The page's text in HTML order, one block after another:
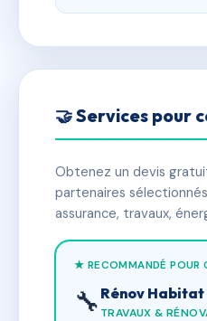
🤝 Services pour
Obtenez un devis
partenaires
assurance, travaux,
★ RECOMMANDÉ POUR
🔧 Rénov Habitat
TRAVAUX &